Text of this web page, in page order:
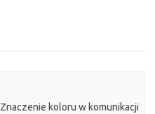
Znaczenie koloru w komunikacji